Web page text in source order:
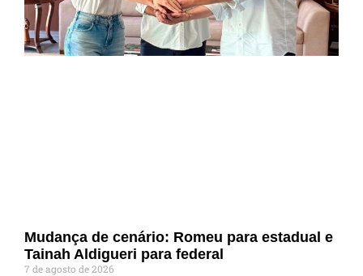
Mudança de cenário: Romeu para estadual e
Tainah Aldigueri para federal
7 de agosto de 2026